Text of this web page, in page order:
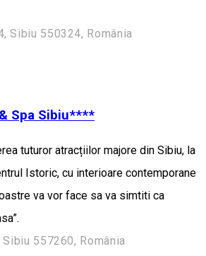
Sibiu 550324, România
Spa Sibiu****
tuturor atracțiilor majore din Sibiu, la
Istoric, cu interioare contemporane
va vor face sa va simtiti ca
557260, România